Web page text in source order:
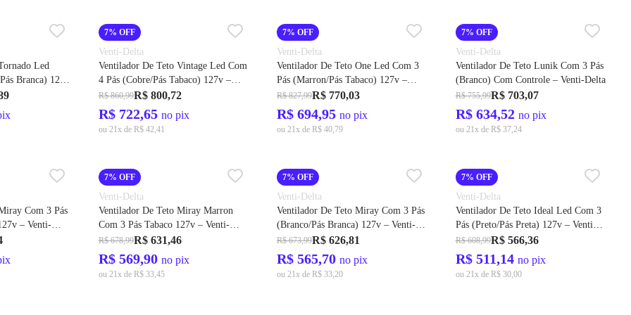
Led
7% OFF
Venti-Delta
Ventilador De Teto Vintage Led Com
4 Pás (Cobre/Pás Tabaco) 127v –
Venti-Delta
R$ 860,99R$ 800,72
R$ 722,65 no pix
ou 21x de R$ 42,41
7% OFF
Venti-Delta
Ventilador De Teto One Led Com 3
Pás (Marron/Pás Tabaco) 127v –
Venti-Delta
R$ 827,99R$ 770,03
R$ 694,95 no pix
ou 21x de R$ 40,79
7% OFF
Venti-Delta
Ventilador De Teto Lunik Com 3 Pás
(Branco) Com Controle – Venti-Delta
R$ 755,99R$ 703,07
R$ 634,52 no pix
ou 21x de R$ 37,24
Com 3 Pás
– Venti-
7% OFF
Venti-Delta
Ventilador De Teto Miray Marron
Com 3 Pás Tabaco 127v – Venti-
Delta
R$ 678,99R$ 631,46
R$ 569,90 no pix
ou 21x de R$ 33,45
7% OFF
Venti-Delta
Ventilador De Teto Miray Com 3 Pás
(Branco/Pás Branca) 127v – Venti-
Delta
R$ 673,99R$ 626,81
R$ 565,70 no pix
ou 21x de R$ 33,20
7% OFF
Venti-Delta
Ventilador De Teto Ideal Led Com 3
Pás (Preto/Pás Preta) 127v – Venti-
Delta
R$ 608,99R$ 566,36
R$ 511,14 no pix
ou 21x de R$ 30,00